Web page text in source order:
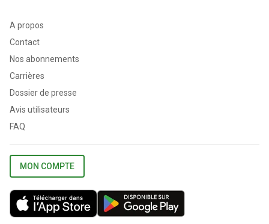
A propos
Contact
Nos abonnements
Carrières
Dossier de presse
Avis utilisateurs
FAQ
MON COMPTE